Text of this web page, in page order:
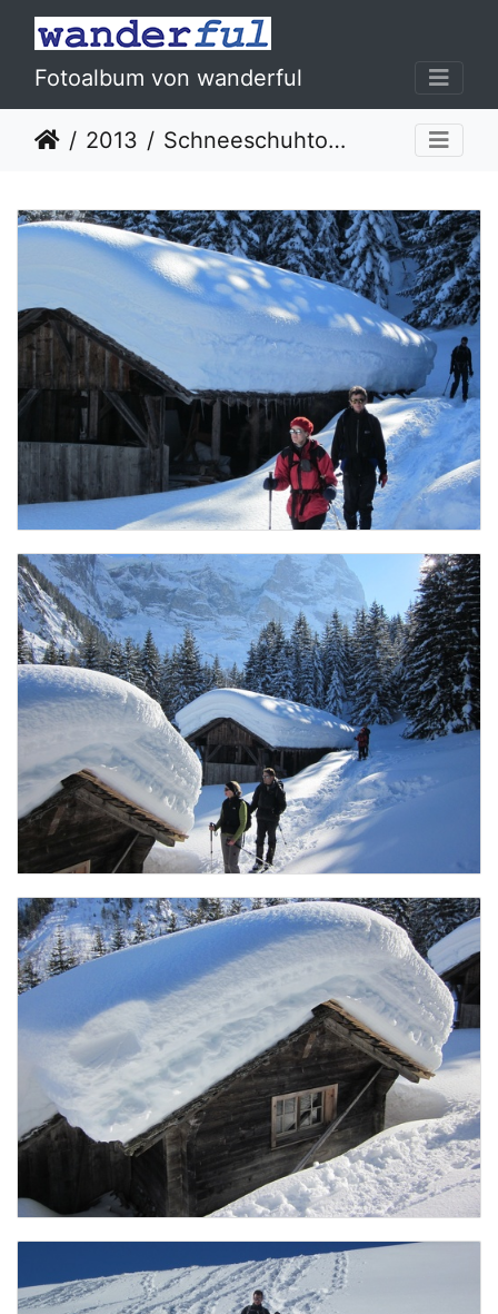
Fotoalbum von wanderful
2013 Schneeschuhtour Grosse Scheidegg